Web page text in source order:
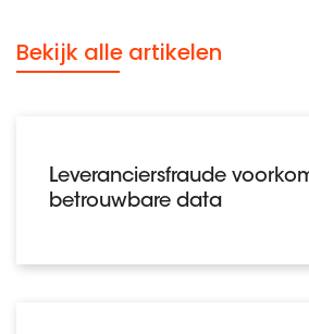
Bekijk alle artikelen
Leveranciersfraude
betrouwbare data